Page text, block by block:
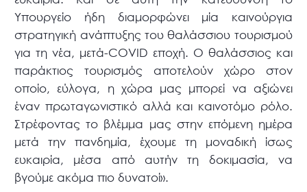
Υπουργείο ήδη διαμορφώνει μία καινούργια
στρατηγική ανάπτυξης του θαλάσσιου τουρισμού
για τη νέα, μετά-COVID εποχή. Ο θαλάσσιος και
παράκτιος τουρισμός αποτελούν χώρο στον
οποίο, εύλογα, η χώρα μας μπορεί να αξιώνει
έναν πρωταγωνιστικό αλλά και καινοτόμο ρόλο.
Στρέφοντας το βλέμμα μας στην επόμενη ημέρα
μετά την πανδημία, έχουμε τη μοναδική ίσως
ευκαιρία, μέσα από αυτήν τη δοκιμασία, να
βγούμε ακόμα πιο δυνατοί».